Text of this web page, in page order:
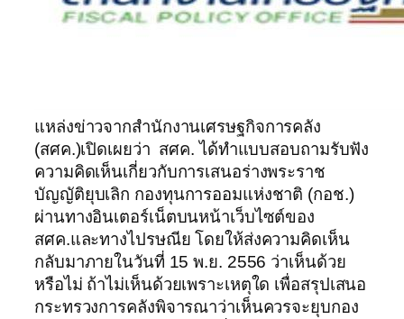
แหล่งข่าวจากสำนักงานเศรษฐกิจการคลัง
(สศค.)เปิดเผยว่า สศค. ได้ทำแบบสอบถามรับฟัง
ความคิดเห็นเกี่ยวกับการเสนอร่างพระราช
บัญญัติยุบเลิก กองทุนการออมแห่งชาติ (กอช.)
ผ่านทางอินเตอร์เน็ตบนหน้าเว็บไซต์ของ
สศค.และทางไปรษณีย โดยให้ส่งความคิดเห็น
กลับมาภายในวันที่ 15 พ.ย. 2556 ว่าเห็นด้วย
หรือไม่ ถ้าไม่เห็นด้วยเพราะเหตุใด เพื่อสรุปเสนอ
กระทรวงการคลังพิจารณาว่าเห็นควรจะยุบกอง